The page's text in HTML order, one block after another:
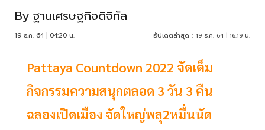
By ฐานเศรษฐกิจดิจิทัล
19 ธ.ค. 64 | 04:20 น. อัปเดตล่าสุด : 19 ธ.ค. 64 | 16:19 น.
Pattaya Countdown 2022 จัดเต็ม
กิจกรรมความสนุกตลอด 3 วัน 3 คืน
ฉลองเปิดเมือง จัดใหญ่พลุ2หมื่นนัด